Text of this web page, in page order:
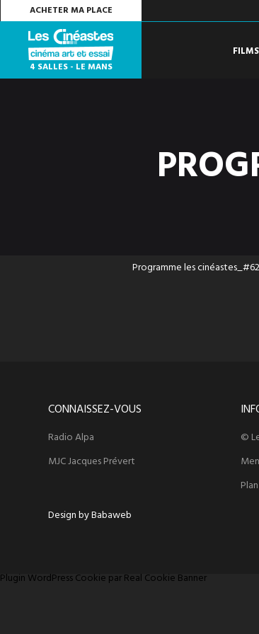
ACHETER MA PLACE
4 SALLES - LE MANS
Programme les
CONNAISSEZ-VOUS
Radio Alpa
MJC Jacques Prévert
Design by Babaweb
©
Plugin WordPress Cookie par Real Cookie Banner